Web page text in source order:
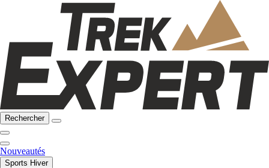
Rechercher
Nouveautés
Sports Hiver